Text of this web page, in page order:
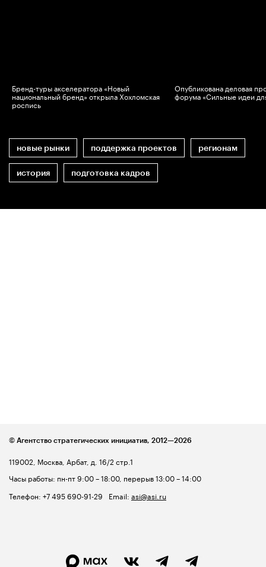
Бренд-туры акселератора «Новый
национальный бренд» открыла Хохломская
роспись
Опубликована деловая
форума «Сильные идеи
новые рынки поддержка проектов регионам
история подготовка кадров
119002, Москва, Арбат, д. 16/2 стр.1
Часы работы: пн-пт 9:00 – 18:00, перерыв 13:00 – 14:00
Телефон: +7 495 690-91-29 Email: asi@asi.ru
© Агентство стратегических инициатив, 2012—2026